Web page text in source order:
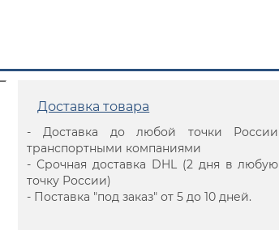
Доставка товара
- Доставка до любой точки России
транспортными компаниями
- Срочная доставка DHL (2 дня в любую
точку России)
- Поставка "под заказ" от 5 до 10 дней.